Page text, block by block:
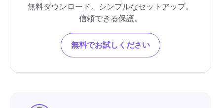
無料ダウンロード。シンプルなセットアップ。
信頼できる保護。
無料でお試しください